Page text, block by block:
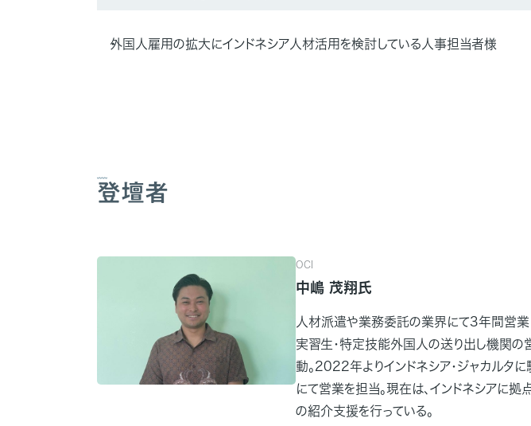
外国人雇用の拡大にインドネシア人材活用を検討している人事担当者様
登壇者
OCI
中嶋 茂翔氏
人材派遣や業務委託の業界にて3年間営業
実習生・特定技能外国人の送り出し機関
動。2022年よりインドネシア・ジャカル
にて営業を担当。現在は、インドネシアに
の紹介支援を行っている。